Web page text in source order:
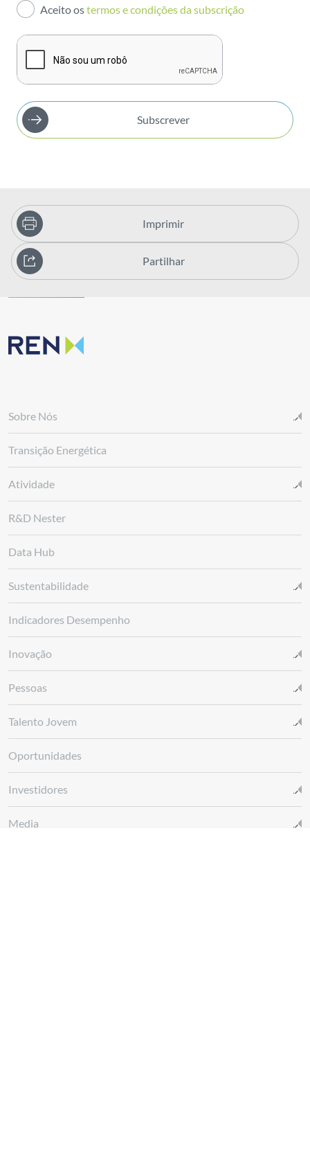
Publicações
Aceito ostermos e condições da subscrição
Subscrever
Imprimir
Partilhar
Sobre Nós
Transição Energética
Atividade
R&D Nester
Data Hub
Sustentabilidade
Indicadores Desempenho
Inovação
Pessoas
Talento Jovem
Oportunidades
Investidores
Media